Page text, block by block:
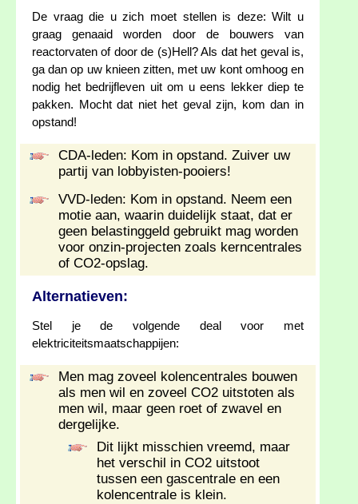
De vraag die u zich moet stellen is deze: Wilt u
graag genaaid worden door de bouwers van
reactorvaten of door de (s)Hell? Als dat het geval is,
ga dan op uw knieen zitten, met uw kont omhoog en
nodig het bedrijfleven uit om u eens lekker diep te
pakken. Mocht dat niet het geval zijn, kom dan in
opstand!
CDA-leden: Kom in opstand. Zuiver uw
partij van lobbyisten-pooiers!
VVD-leden: Kom in opstand. Neem een
motie aan, waarin duidelijk staat, dat er
geen belastinggeld gebruikt mag worden
voor onzin-projecten zoals kerncentrales
of CO2-opslag.
Alternatieven:
Stel je de volgende deal voor met
elektriciteitsmaatschappijen:
Men mag zoveel kolencentrales bouwen
als men wil en zoveel CO2 uitstoten als
men wil, maar geen roet of zwavel en
dergelijke.
Dit lijkt misschien vreemd, maar
het verschil in CO2 uitstoot
tussen een gascentrale en een
kolencentrale is klein.